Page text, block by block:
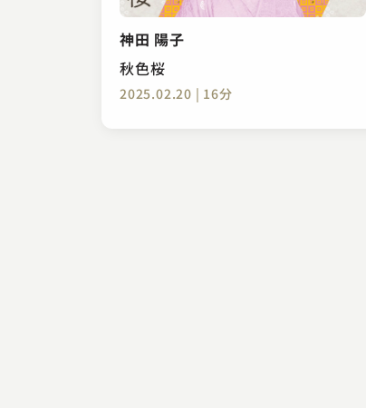
神田 陽子
秋色桜
2025.02.20 | 16分